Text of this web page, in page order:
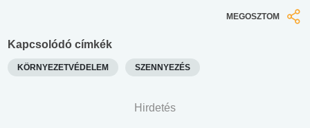
MEGOSZTOM
Kapcsolódó címkék
KÖRNYEZETVÉDELEM SZENNYEZÉS
Hirdetés